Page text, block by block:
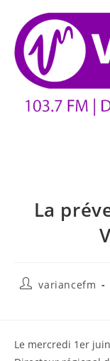
La
variancefm
Le mercredi 1er